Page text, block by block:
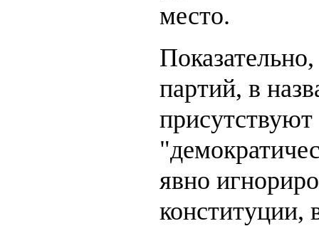
место.
партий, в
присутствуют
явно
конституции,